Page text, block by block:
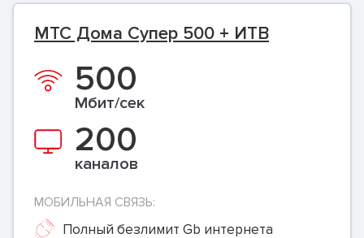
МТС Дома Супер 500 + ИТВ
500
Мбит/сек
200
каналов
МОБИЛЬНАЯ СВЯЗЬ:
Полный безлимит Gb интернета